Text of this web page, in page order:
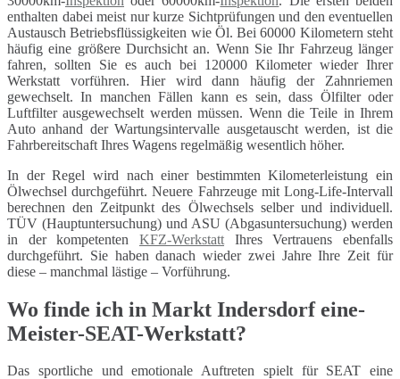
enthalten dabei meist nur kurze Sichtprüfungen und den eventuellen
Austausch Betriebsflüssigkeiten wie Öl. Bei 60000 Kilometern steht
häufig eine größere Durchsicht an. Wenn Sie Ihr Fahrzeug länger
fahren, sollten Sie es auch bei 120000 Kilometer wieder Ihrer
Werkstatt vorführen. Hier wird dann häufig der Zahnriemen
gewechselt. In manchen Fällen kann es sein, dass Ölfilter oder
Luftfilter ausgewechselt werden müssen. Wenn die Teile in Ihrem
Auto anhand der Wartungsintervalle ausgetauscht werden, ist die
Fahrbereitschaft Ihres Wagens regelmäßig wesentlich höher.
In der Regel wird nach einer bestimmten Kilometerleistung ein
Ölwechsel durchgeführt. Neuere Fahrzeuge mit Long-Life-Intervall
berechnen den Zeitpunkt des Ölwechsels selber und individuell.
TÜV (Hauptuntersuchung) und ASU (Abgasuntersuchung) werden
in der kompetenten KFZ-Werkstatt Ihres Vertrauens ebenfalls
durchgeführt. Sie haben danach wieder zwei Jahre Ihre Zeit für
diese – manchmal lästige – Vorführung.
Wo finde ich in Markt Indersdorf eine-
Meister-SEAT-Werkstatt?
Das sportliche und emotionale Auftreten spielt für SEAT eine